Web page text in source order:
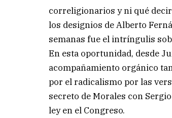
correligionarios y ni qué
los designios de Alberto
semanas fue el intríngulis
En esta oportunidad, desde
acompañamiento orgánico
por el radicalismo por las
secreto de Morales con
ley en el Congreso.